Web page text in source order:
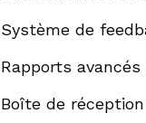
Système de
Rapports avancés
Boîte de